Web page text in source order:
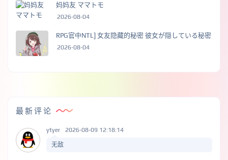
妈妈友 ママトモ
2026-08-04
RPG官中NTL] 女友隐藏的秘密 彼女が隠している秘密
2026-08-04
最新评论
ytyer 2026-08-09 12:18:14
无敌